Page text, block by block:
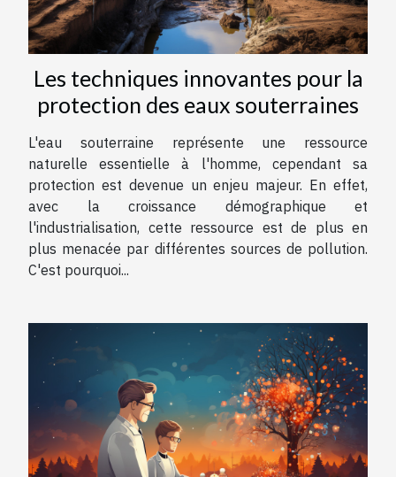
Les techniques innovantes pour la
protection des eaux souterraines
L'eau souterraine représente une ressource
naturelle essentielle à l'homme, cependant sa
protection est devenue un enjeu majeur. En effet,
avec la croissance démographique et
l'industrialisation, cette ressource est de plus en
plus menacée par différentes sources de pollution.
C'est pourquoi...